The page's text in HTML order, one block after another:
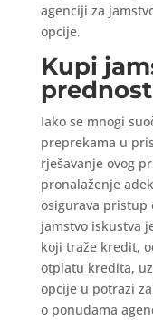
agenciji za
opcije.
Kupi
Iako se mnogi
preprekama u
rješavanje ovog
pronalaženje
osigurava pristup
jamstvo iskustva
koji traže kredit,
otplatu kredita,
opcije u potrazi
o ponudama